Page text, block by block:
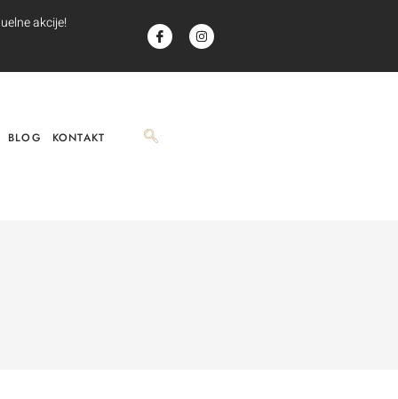
akcije!
BLOG KONTAKT